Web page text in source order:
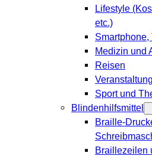
Lifestyle
etc.)
Smartphone,
Medizin und
Reisen
Sport und
Blindenhilfsmittel
Braille-
Braillezeilen